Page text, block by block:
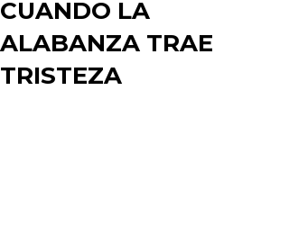
CUANDO LA
ALABANZA TRAE
TRISTEZA